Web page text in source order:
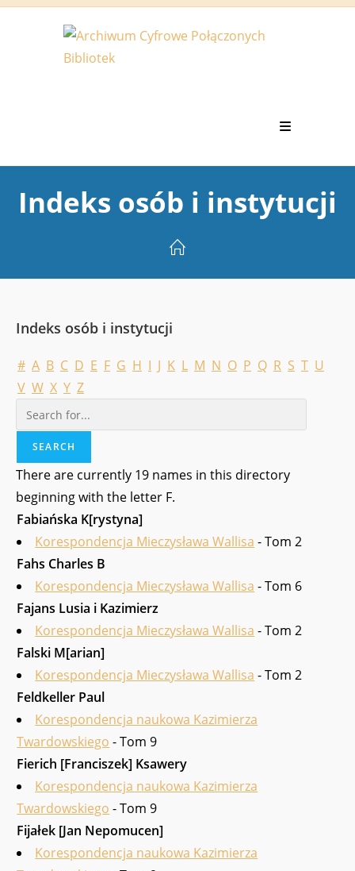
Koniec
Indeks osób i instytucji
Indeks osób i instytucji
# A B C D E F G H I J K L M N O P Q R S T U
V W X Y Z
There are currently 19 names in this directory
beginning with the letter F.
Fabiańska K[rystyna]
Korespondencja Mieczysława Wallisa - Tom 2
Fahs Charles B
Korespondencja Mieczysława Wallisa - Tom 6
Fajans Lusia i Kazimierz
Korespondencja Mieczysława Wallisa - Tom 2
Falski M[arian]
Korespondencja Mieczysława Wallisa - Tom 2
Feldkeller Paul
Korespondencja naukowa Kazimierza
Twardowskiego - Tom 9
Fierich [Franciszek] Ksawery
Korespondencja naukowa Kazimierza
Twardowskiego - Tom 9
Fijałek [Jan Nepomucen]
Korespondencja naukowa Kazimierza